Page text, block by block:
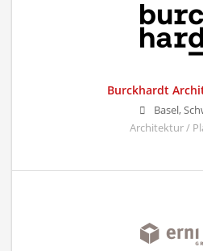
Burckhardt
Basel,
Architektur /